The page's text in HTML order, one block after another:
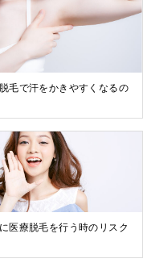
毛で汗をかきやすくなるの
医療脱毛を行う時のリスク